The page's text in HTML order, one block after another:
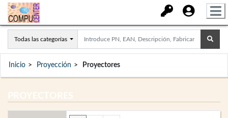
Todas las categorías
Inicio Proyección Proyectores
PROYECTORES